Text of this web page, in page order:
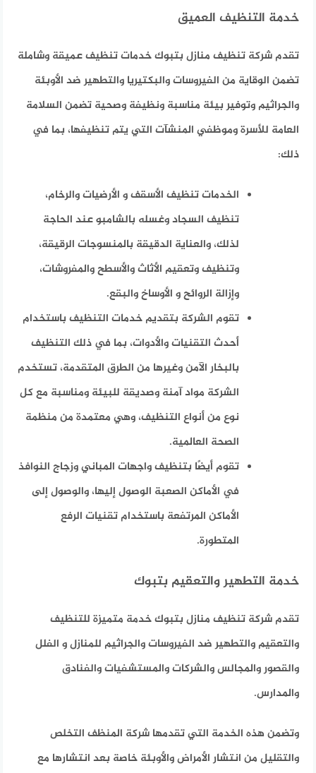
خدمة التنظيف العميق
تقدم شركة تنظيف منازل بتبوك خدمات تنظيف عميقة وشاملة
تضمن الوقاية من الفيروسات والبكتيريا والتطهير ضد الأوبئة
والجراثيم وتوفير بيئة مناسبة ونظيفة وصحية تضمن السلامة
العامة للأسرة وموظفي المنشآت التي يتم تنظيفها، بما في
ذلك:
الخدمات تنظيف الأسقف و الأرضيات والرخام،
تنظيف السجاد وغسله بالشامبو عند الحاجة
لذلك، والعناية الدقيقة بالمنسوجات الرقيقة،
وتنظيف وتعقيم الأثاث والأسطح والمفروشات،
وإزالة الروائح و الأوساخ والبقع.
تقوم الشركة بتقديم خدمات التنظيف باستخدام
أحدث التقنيات والأدوات، بما في ذلك التنظيف
بالبخار الآمن وغيرها من الطرق المتقدمة، تستخدم
الشركة مواد آمنة وصديقة للبيئة ومناسبة مع كل
نوع من أنواع التنظيف، وهي معتمدة من منظمة
الصحة العالمية.
تقوم أيضًا بتنظيف واجهات المباني وزجاج النوافذ
في الأماكن الصعبة الوصول إليها، والوصول إلى
الأماكن المرتفعة باستخدام تقنيات الرفع
المتطورة.
خدمة التطهير والتعقيم بتبوك
تقدم شركة تنظيف منازل بتبوك خدمة متميزة للتنظيف
والتعقيم والتطهير ضد الفيروسات والجراثيم للمنازل و الفلل
والقصور والمجالس والشركات والمستشفيات والفنادق
والمدارس.
وتضمن هذه الخدمة التي تقدمها شركة المنظف التخلص
والتقليل من انتشار الأمراض والأوبئة خاصة بعد انتشارها مع